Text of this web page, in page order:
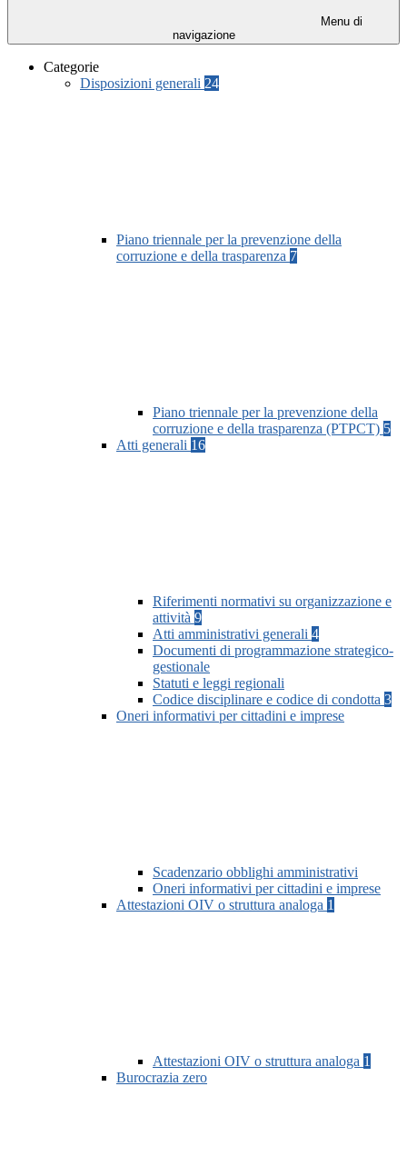
Menu di
navigazione
Categorie
Disposizioni generali 24
Piano triennale per la prevenzione della
corruzione e della trasparenza 7
Piano triennale per la prevenzione della
corruzione e della trasparenza (PTPCT) 5
Atti generali 16
Riferimenti normativi su organizzazione e
attività 9
Atti amministrativi generali 4
Documenti di programmazione strategico-
gestionale
Statuti e leggi regionali
Codice disciplinare e codice di condotta 3
Oneri informativi per cittadini e imprese
Scadenzario obblighi amministrativi
Oneri informativi per cittadini e imprese
Attestazioni OIV o struttura analoga 1
Attestazioni OIV o struttura analoga 1
Burocrazia zero